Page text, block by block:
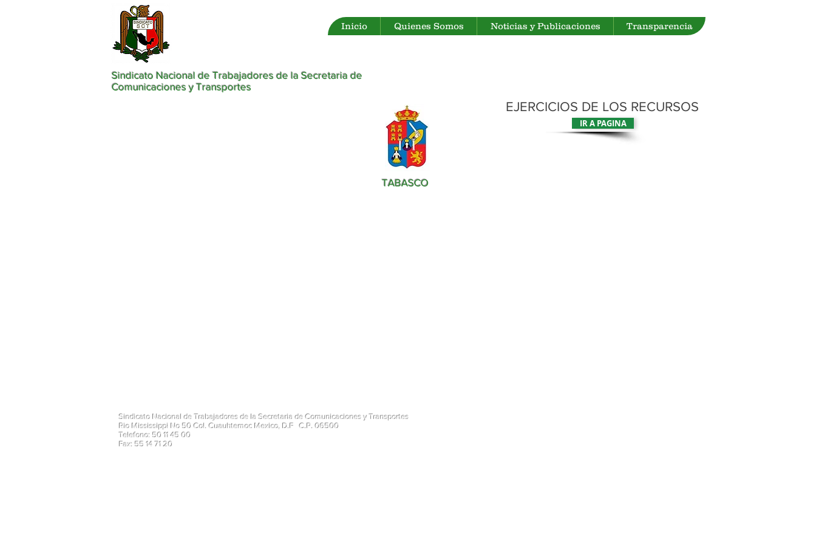
Inicio Quienes Somos Noticias y Publicaciones Transparencia
Sindicato Nacional de Trabajadores de la Secretaria de
Comunicaciones y Transportes
EJERCICIOS DE LOS RECURSOS
IR A PAGINA
TABASCO
Sindicato Nacional de Trabajadores de la Secretaria de Comunicaciones y Transportes
Rio Mississippi No 50 Col. Cuauhtemoc Mexico, D.F C.P. 06500
Telefono: 50 11 45 00
Fax: 55 14 71 20